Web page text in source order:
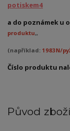
potiskem4
a do poznámek u
produktu,,
(například: 1983N/
Číslo produktu
Původ